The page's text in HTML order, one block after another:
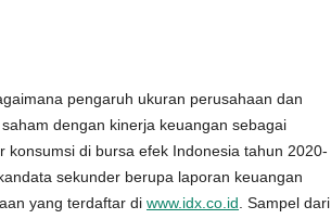
pengaruh ukuran perusahaan dan
dengan kinerja keuangan sebagai
konsumsi di bursa efek Indonesia tahun 2020-
sekunder berupa laporan keuangan
yang terdaftar di www.idx.co.id. Sampel dari